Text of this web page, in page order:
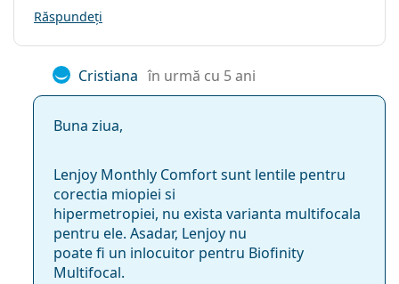
Răspundeți
Cristiana în urmă cu 5 ani
Buna ziua,
Lenjoy Monthly Comfort sunt lentile pentru
corectia miopiei si
hipermetropiei, nu exista varianta multifocala
pentru ele. Asadar, Lenjoy nu
poate fi un inlocuitor pentru Biofinity
Multifocal.